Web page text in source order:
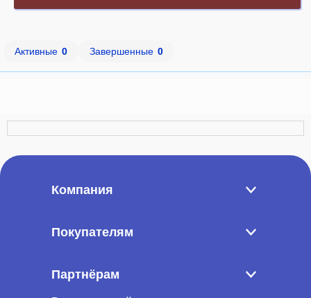
Активные 0 Завершенные 0
Компания
Покупателям
Партнёрам